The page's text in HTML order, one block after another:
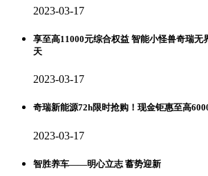
2023-03-17
享至高11000元综合权益 智能小怪兽奇瑞无
天
2023-03-17
奇瑞新能源72h限时抢购！现金钜惠至高
2023-03-17
智胜养车——明心立志 蓄势迎新